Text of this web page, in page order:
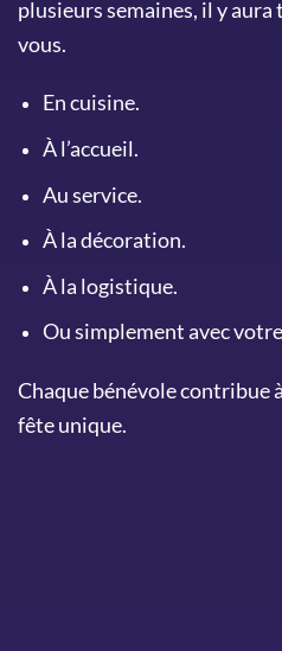
plusieurs semaines, il y
vous.
En cuisine.
À l’accueil.
Au service.
À la décoration.
À la logistique.
Ou simplement avec
Chaque bénévole contribue
fête unique.